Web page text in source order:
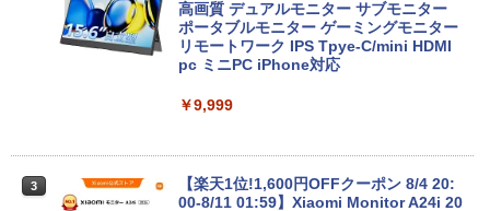
送】【送料無料】
￥5,380
ル済※この商品はレンタルです。販売品
ではありません。ご了承下さい。
高画質 デュアルモニター サブモニター
ポータブルモニター ゲーミングモニター
リモートワーク IPS Tpye-C/mini HDMI
pc ミニPC iPhone対応
￥9,999
3
【楽天1位!1,600円OFFクーポン 8/4 20:
00-8/11 01:59】Xiaomi Monitor A24i 20